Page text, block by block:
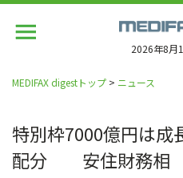
2026年8月
MEDIFAX digestトップ > ニュース
特別枠7000億円は成
配分 安住財務相